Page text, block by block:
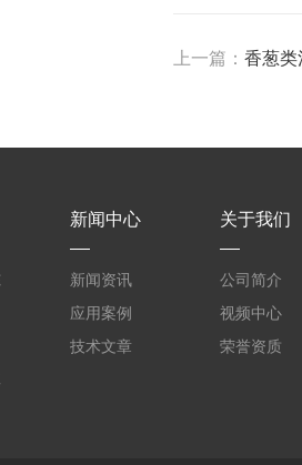
上一篇：香葱类
新闻中心
新闻资讯
应用案例
技术文章
关于我们
公司简介
视频中心
荣誉资质